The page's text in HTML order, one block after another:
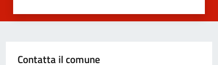
Contatta il comune